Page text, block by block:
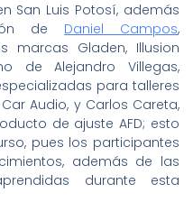
San Luis Potosí, además
de Daniel Campos,
marcas Gladen, Illusion
de Alejandro Villegas,
para talleres
Audio, y Carlos Careta,
de ajuste AFD; esto
pues los participantes
además de las
durante esta